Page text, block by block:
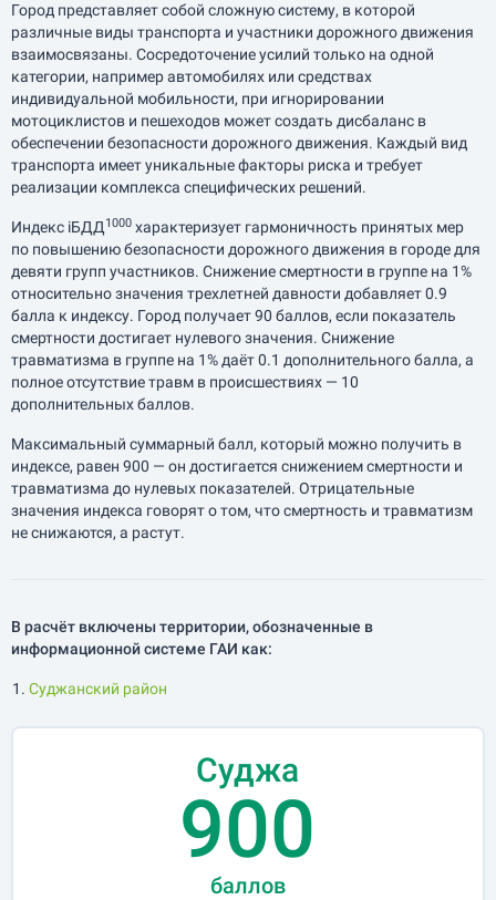
Город представляет собой сложную систему, в которой
различные виды транспорта и участники дорожного движения
взаимосвязаны. Сосредоточение усилий только на одной
категории, например автомобилях или средствах
индивидуальной мобильности, при игнорировании
мотоциклистов и пешеходов может создать дисбаланс в
обеспечении безопасности дорожного движения. Каждый вид
транспорта имеет уникальные факторы риска и требует
реализации комплекса специфических решений.
Индекс iБДД 1000 характеризует гармоничность принятых мер
по повышению безопасности дорожного движения в городе для
девяти групп участников. Снижение смертности в группе на 1%
относительно значения трехлетней давности добавляет 0.9
балла к индексу. Город получает 90 баллов, если показатель
смертности достигает нулевого значения. Снижение
травматизма в группе на 1% даёт 0.1 дополнительного балла, а
полное отсутствие травм в происшествиях — 10
дополнительных баллов.
Максимальный суммарный балл, который можно получить в
индексе, равен 900 — он достигается снижением смертности и
травматизма до нулевых показателей. Отрицательные
значения индекса говорят о том, что смертность и травматизм
не снижаются, а растут.
В расчёт включены территории, обозначенные в
информационной системе ГАИ как:
Суджанский район
Суджа
900
баллов